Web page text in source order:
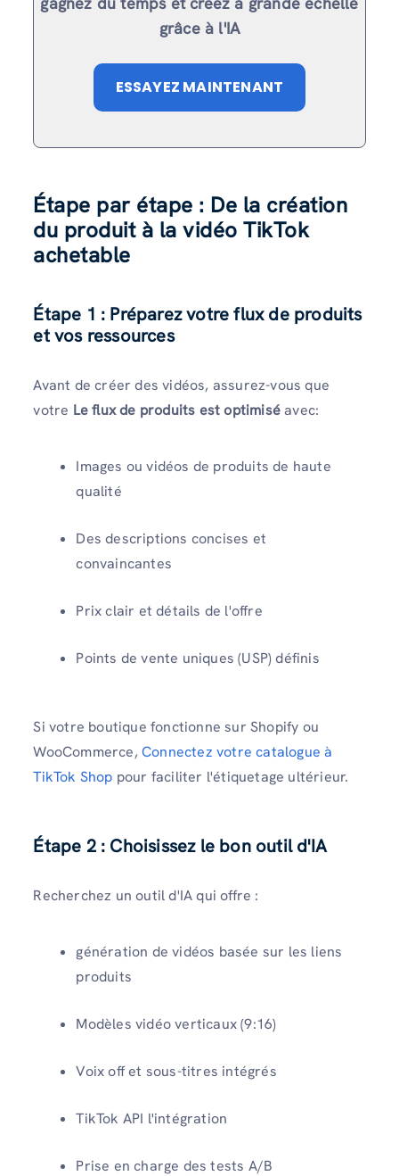
grâce à l'IA
ESSAYEZ MAINTENANT
Étape par étape : De la création
du produit à la vidéo TikTok
achetable
Étape 1 : Préparez votre flux de produits
et vos ressources
Avant de créer des vidéos, assurez-vous que
votre Le flux de produits est optimiséavec:
Images ou vidéos de produits de haute
qualité
Des descriptions concises et
convaincantes
Prix ​​clair et détails de l'offre
Points de vente uniques (USP) définis
Si votre boutique fonctionne sur Shopify ou
WooCommerce, Connectez votre catalogue à
TikTok Shop pour faciliter l'étiquetage ultérieur.
Étape 2 : Choisissez le bon outil d'IA
Recherchez un outil d'IA qui offre :
génération de vidéos basée sur les liens
produits
Modèles vidéo verticaux (9:16)
Voix off et sous-titres intégrés
TikTok API l'intégration
Prise en charge des tests A/B